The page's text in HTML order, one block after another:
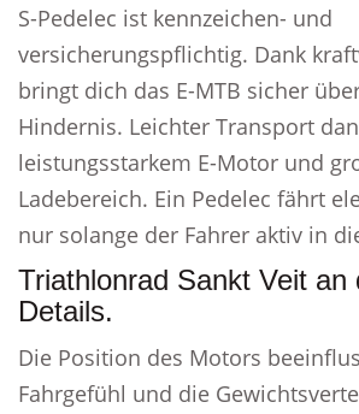
S-Pedelec ist kennzeichen- und
versicherungspflichtig. Dank
bringt dich das E-MTB sicher
Hindernis. Leichter Transport
leistungsstarkem E-Motor und
Ladebereich. Ein Pedelec fährt
nur solange der Fahrer aktiv in
Triathlonrad Sankt Veit an
Details.
Die Position des Motors
Fahrgefühl und die